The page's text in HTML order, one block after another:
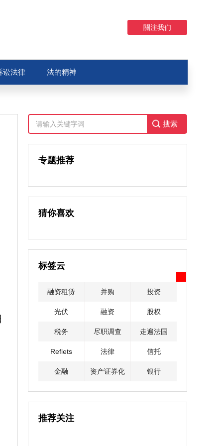
關注我们
讼法律 法的精神
专题推荐
猜你喜欢
标签云
融资租赁 并购 投资
光伏 融资 股权
税务 尽职调查 走遍法国
Reflets 法律 信托
金融 资产证券化 银行
推荐关注